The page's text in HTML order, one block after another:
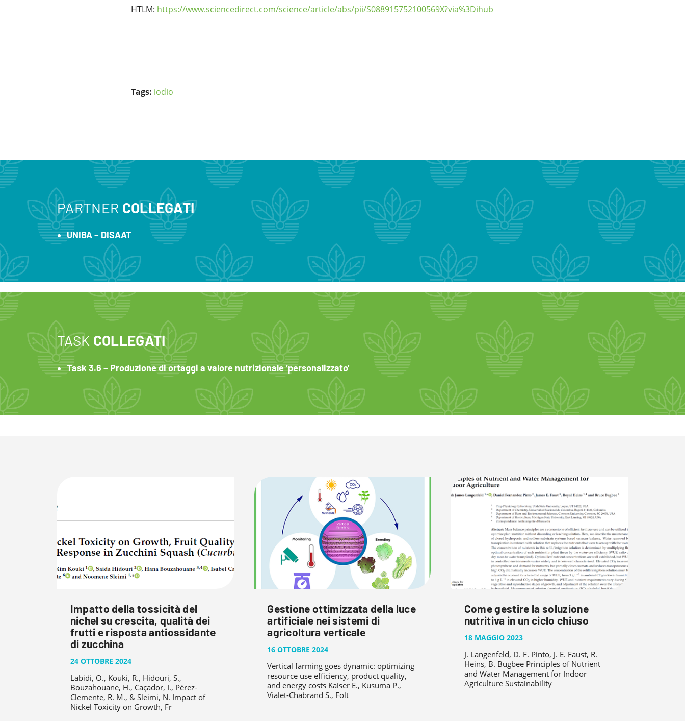
HTLM: https://www.sciencedirect.com/science/article/abs/pii/S088915752100569X?via%3Dihub
Tags: iodio
PARTNER COLLEGATI
UNIBA – DISAAT
TASK COLLEGATI
Task 3.6 – Produzione di ortaggi a valore nutrizionale ‘personalizzato’
Impatto della tossicità del
nichel su crescita, qualità dei
frutti e risposta antiossidante
di zucchina
24 OTTOBRE 2024
Labidi, O., Kouki, R., Hidouri, S.,
Bouzahouane, H., Caçador, I., Pérez-
Clemente, R. M., & Sleimi, N. Impact of
Nickel Toxicity on Growth, Fr
Gestione ottimizzata della luce
artificiale nei sistemi di
agricoltura verticale
16 OTTOBRE 2024
Vertical farming goes dynamic: optimizing
resource use efficiency, product quality,
and energy costs Kaiser E., Kusuma P.,
Vialet-Chabrand S., Folt
Come gestire la soluzione
nutritiva in un ciclo chiuso
18 MAGGIO 2023
J. Langenfeld, D. F. Pinto, J. E. Faust, R.
Heins, B. Bugbee Principles of Nutrient
and Water Management for Indoor
Agriculture Sustainability